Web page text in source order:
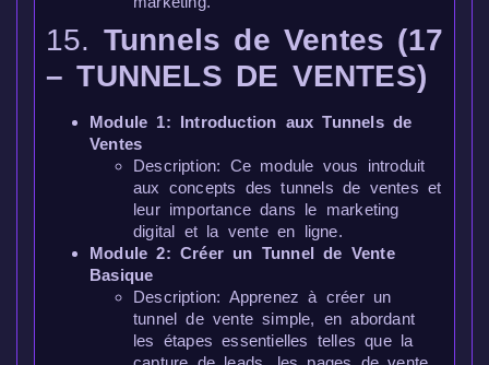
15. Tunnels de Ventes (17
– TUNNELS DE VENTES)
Module 1: Introduction aux Tunnels de
Ventes
Description: Ce module vous introduit
aux concepts des tunnels de ventes et
leur importance dans le marketing
digital et la vente en ligne.
Module 2: Créer un Tunnel de Vente
Basique
Description: Apprenez à créer un
tunnel de vente simple, en abordant
les étapes essentielles telles que la